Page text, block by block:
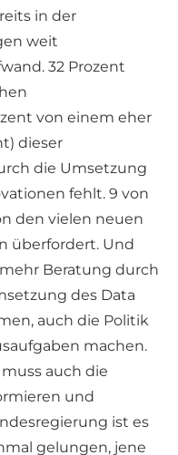
in der
weit
32 Prozent
von einem eher
dieser
die Umsetzung
fehlt. 9 von
den vielen neuen
überfordert. Und
Beratung durch
des Data
auch die Politik
machen.
auch die
und
ist es
gelungen, jene